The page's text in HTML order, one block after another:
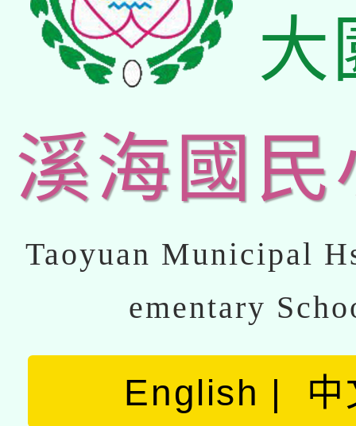
大
溪海國民
Taoyuan Municipal
ementary
English 中